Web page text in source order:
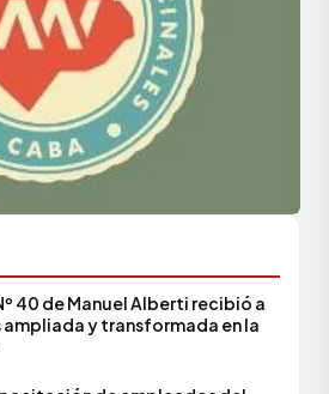
40 de Manuel Alberti recibió a
y transformada en la